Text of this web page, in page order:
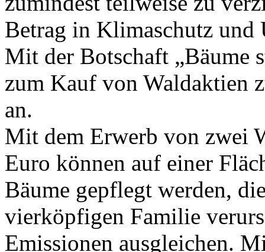
Betrag in Klimaschutz
Mit der Botschaft „Bäume
zum Kauf von Waldaktien
an.
Mit dem Erwerb von zwei
Euro können auf einer
Bäume gepflegt werden,
vierköpfigen Familie
Emissionen ausgleichen.